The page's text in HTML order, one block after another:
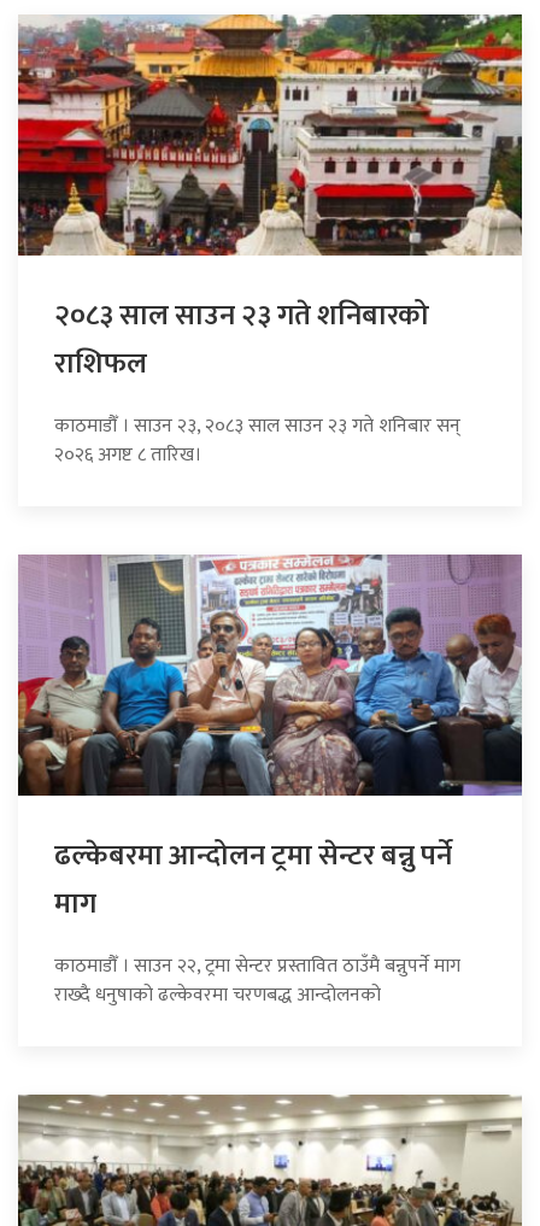
२०८३ साल साउन २३ गते शनिबारको
राशिफल
काठमाडौँ । साउन २३, २०८३ साल साउन २३ गते शनिबार सन्
२०२६ अगष्ट ८ तारिख।
ढल्केबरमा आन्दोलन ट्रमा सेन्टर बन्नु पर्ने
माग
काठमाडौँ । साउन २२, ट्रमा सेन्टर प्रस्तावित ठाउँमै बन्नुपर्ने माग
राख्दै धनुषाको ढल्केवरमा चरणबद्ध आन्दोलनको